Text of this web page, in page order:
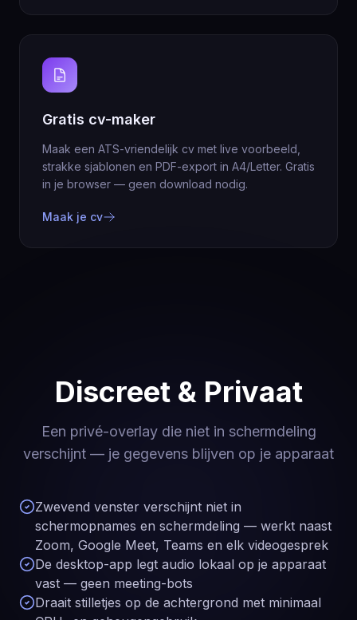
Gratis cv-maker
Maak een ATS-vriendelijk cv met live voorbeeld,
strakke sjablonen en PDF-export in A4/Letter. Gratis
in je browser — geen download nodig.
Maak je cv
Discreet & Privaat
Een privé-overlay die niet in schermdeling
verschijnt — je gegevens blijven op je apparaat
Zwevend venster verschijnt niet in
schermopnames en schermdeling — werkt naast
Zoom, Google Meet, Teams en elk videogesprek
De desktop-app legt audio lokaal op je apparaat
vast — geen meeting-bots
Draait stilletjes op de achtergrond met minimaal